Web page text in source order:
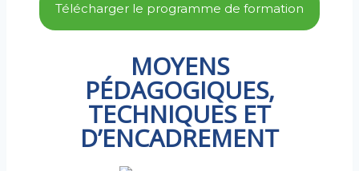
Télécharger le programme de formation
MOYENS
PÉDAGOGIQUES,
TECHNIQUES ET
D’ENCADREMENT